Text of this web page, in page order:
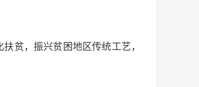
贫，振兴贫困地区传统工艺，